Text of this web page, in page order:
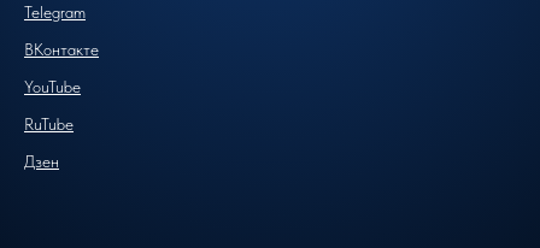
Telegram
ВКонтакте
YouTube
RuTube
Дзен